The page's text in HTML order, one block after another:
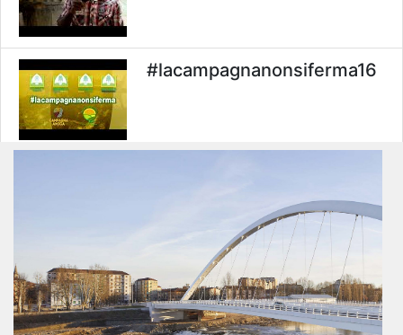
#lacampagnanonsiferma16
#lacampagnanonsiferma14